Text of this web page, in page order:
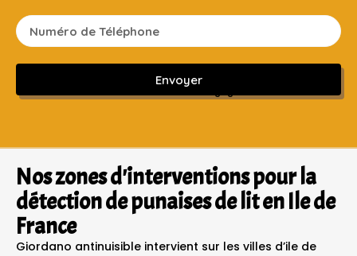
Envoyer
Sans engagement ni frais cachés
Nos zones d'interventions pour la
détection de punaises de lit en Ile de
France
Giordano antinuisible intervient sur les villes d’ile de